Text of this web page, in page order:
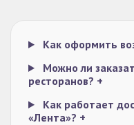
Как оформить
Можно ли
ресторанов? +
Как работает
«Лента»? +